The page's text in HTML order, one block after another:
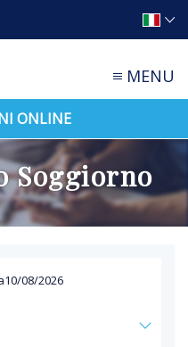
MENU
ONLINE
Soggiorno